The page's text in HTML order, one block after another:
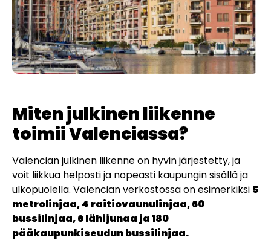
Miten julkinen liikenne
toimii Valenciassa?
Valencian julkinen liikenne on hyvin järjestetty, ja
voit liikkua helposti ja nopeasti kaupungin sisällä ja
ulkopuolella. Valencian verkostossa on esimerkiksi 5
metrolinjaa, 4 raitiovaunulinjaa, 60
bussilinjaa, 6 lähijunaa ja 180
pääkaupunkiseudun bussilinjaa.